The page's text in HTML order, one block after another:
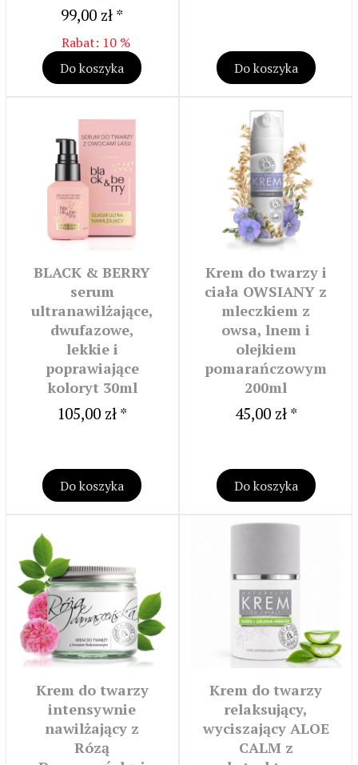
99,00 zł *
Rabat: 10 %
Do koszyka
Do koszyka
BLACK & BERRY
serum
ultranawilżające,
dwufazowe,
lekkie i
poprawiające
koloryt 30ml
105,00 zł *
Do koszyka
Krem do twarzy i
ciała OWSIANY z
mleczkiem z
owsa, lnem i
olejkiem
pomarańczowym
200ml
45,00 zł *
Do koszyka
Krem do twarzy
intensywnie
nawilżający z
Rózą
Krem do twarzy
relaksujący,
wyciszający ALOE
CALM z